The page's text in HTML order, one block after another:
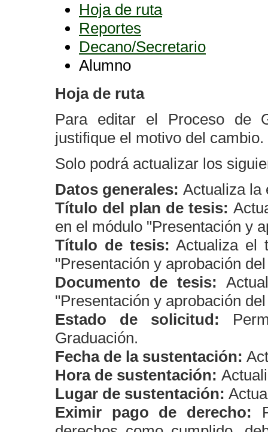
Hoja de ruta
Reportes
Decano/Secretario
Alumno
Hoja de ruta
Para editar el Proceso de
justifique el motivo del
Solo podrá actualizar los
Datos generales: Actualiza la
Título del plan de tesis:
en el módulo "Presentación y
Título de tesis: Actualiza el
"Presentación y aprobación
Documento de tesis:
"Presentación y aprobación
Estado de solicitud:
Graduación.
Fecha de la sustentación:
Hora de sustentación:
Lugar de sustentación:
Eximir pago de derecho: